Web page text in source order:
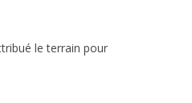
le terrain pour